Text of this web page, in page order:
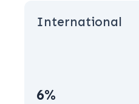
International
6%